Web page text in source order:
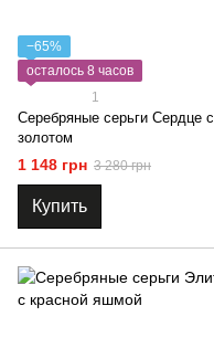
−65%
осталось 8 часов
1
Серебряные серьги Сердце с
золотом
1 148 грн 3 280 грн
Купить